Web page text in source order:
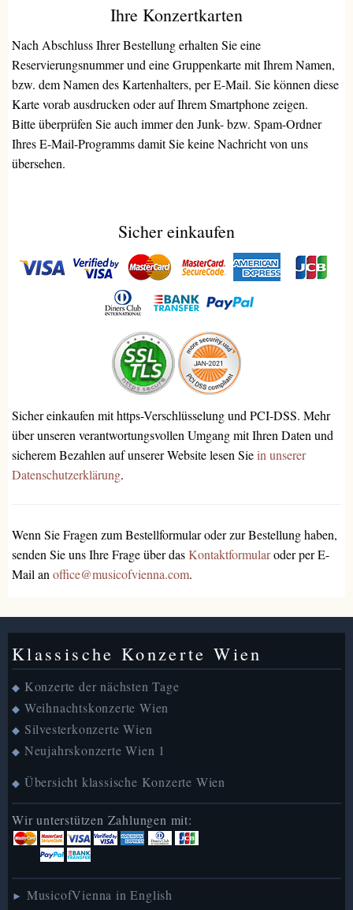
Ihre Konzertkarten
Nach Abschluss Ihrer Bestellung erhalten Sie eine
Reservierungsnummer und eine Gruppenkarte mit Ihrem Namen,
bzw. dem Namen des Kartenhalters, per E-Mail. Sie können diese
Karte vorab ausdrucken oder auf Ihrem Smartphone zeigen.
Bitte überprüfen Sie auch immer den Junk- bzw. Spam-Ordner
Ihres E-Mail-Programms damit Sie keine Nachricht von uns
übersehen.
Sicher einkaufen
Sicher einkaufen mit https-Verschlüsselung und PCI-DSS. Mehr
über unseren verantwortungsvollen Umgang mit Ihren Daten und
sicherem Bezahlen auf unserer Website lesen Siein unserer
Datenschutzerklärung.
Wenn Sie Fragen zum Bestellformular oder zur Bestellung haben,
senden Sie uns Ihre Frage über dasKontaktformularoder per E-
Mail an office@musicofvienna.com.
Klassische Konzerte Wien
◆ Konzerte der nächsten Tage
◆ Weihnachtskonzerte Wien
◆ Silvesterkonzerte Wien
◆ Neujahrskonzerte Wien 1
◆ Übersicht klassische Konzerte Wien
Wir unterstützen Zahlungen mit:
► MusicofVienna in English